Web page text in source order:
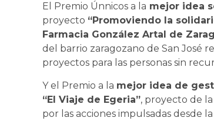
El Premio Únnicos a la mejor idea
proyecto “Promoviendo la
Farmacia González Artal de
del barrio zaragozano de San José
proyectos para las personas sin
Y el Premio a la mejor idea de
“El Viaje de Egeria”, proyecto de la
por las acciones impulsadas desde